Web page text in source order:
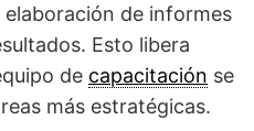
de informes
Esto libera
de capacitación se
más estratégicas.